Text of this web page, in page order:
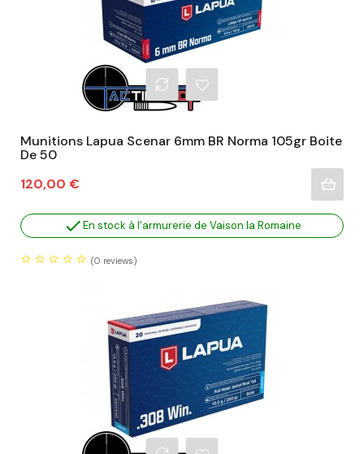
Munitions Lapua Scenar 6mm BR Norma 105gr Boite
De 50
Prix
120,00 €
En stock à l'armurerie de Vaison la Romaine
(0 reviews)